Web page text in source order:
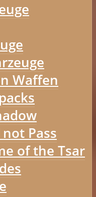
Waffen
Pass
of the Tsar